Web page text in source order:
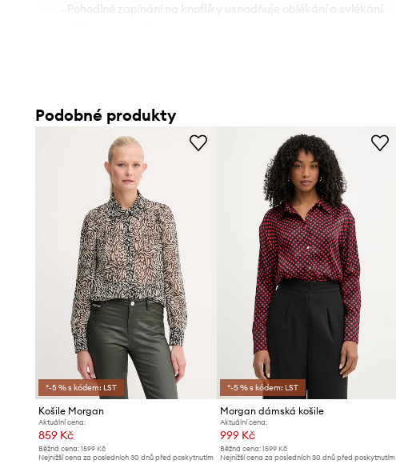
- Pohodlné zapínání na knoflíky usnadňuje oblékání a svlékání.
Podobné produkty
*-5 % s kódem: LST
Košile Morgan
Aktuální cena:
859 Kč
Běžná cena: 1599 Kč
Nejnižší cena za posledních 30 dnů před poskytnutím
*-5 % s kódem: LST
Morgan dámská košile
Aktuální cena:
999 Kč
Běžná cena:1599 Kč
Nejnižší cena za posledních 30 dnů před poskytnutím